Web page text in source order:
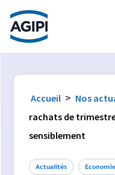
Accès au menu
Accès au contenu
Accueil > Nos
rachats de
sensiblement
Actualités Economie